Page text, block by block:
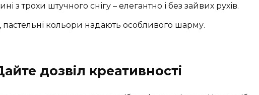
з трохи штучного снігу – елегантно і без зайвих рухів.
пастельні кольори надають особливого шарму.
дозвіл креативності